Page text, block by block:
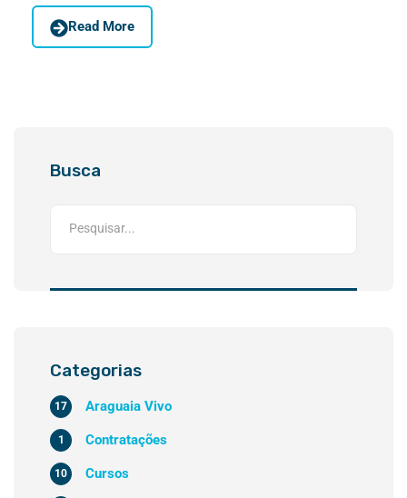
Read More
Busca
Categorias
Araguaia Vivo
17
Contratações
1
Cursos
10